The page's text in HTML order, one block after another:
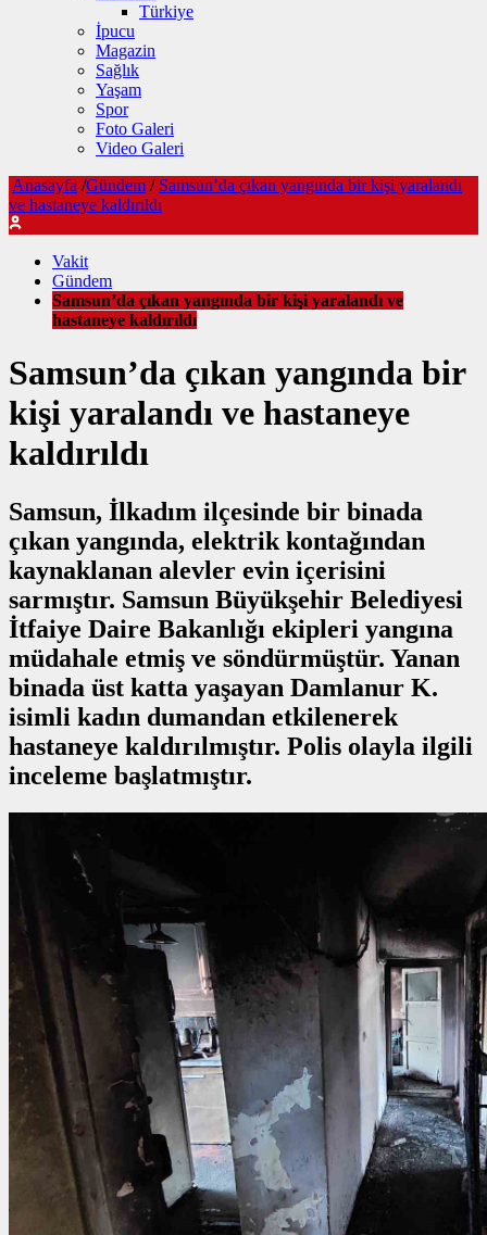
Türkiye
İpucu
Magazin
Sağlık
Yaşam
Spor
Foto Galeri
Video Galeri
Anasayfa /Gündem / Samsun’da çıkan yangında bir kişi yaralandı
ve hastaneye kaldırıldı
Vakit
Gündem
Samsun’da çıkan yangında bir kişi yaralandı ve
hastaneye kaldırıldı
Samsun’da çıkan yangında bir
kişi yaralandı ve hastaneye
kaldırıldı
Samsun, İlkadım ilçesinde bir binada
çıkan yangında, elektrik kontağından
kaynaklanan alevler evin içerisini
sarmıştır. Samsun Büyükşehir Belediyesi
İtfaiye Daire Bakanlığı ekipleri yangına
müdahale etmiş ve söndürmüştür. Yanan
binada üst katta yaşayan Damlanur K.
isimli kadın dumandan etkilenerek
hastaneye kaldırılmıştır. Polis olayla ilgili
inceleme başlatmıştır.